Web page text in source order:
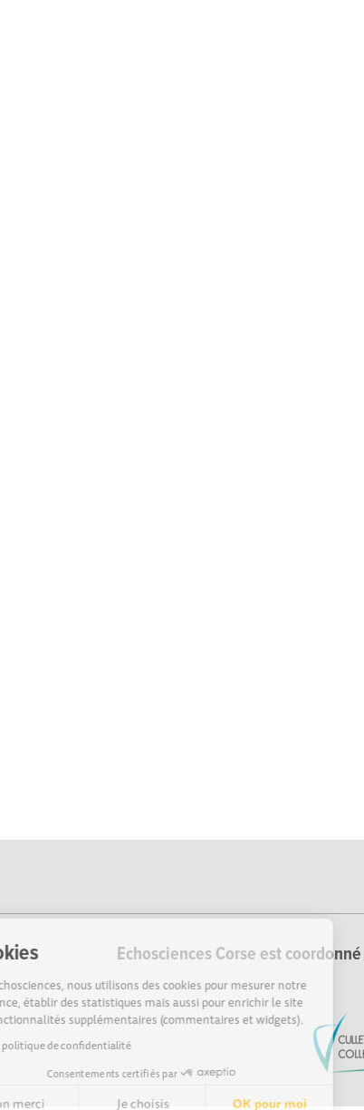
Cookies
Sur Echosciences, nous utilisons des cookies pour mesurer notre
audience, établir des statistiques mais aussi pour enrichir le site
de fonctionnalités supplémentaires (commentaires et widgets).
Lire la politique de confidentialité
Consentements certifiés par
Je choisis OK pour
Echosciences Corse est